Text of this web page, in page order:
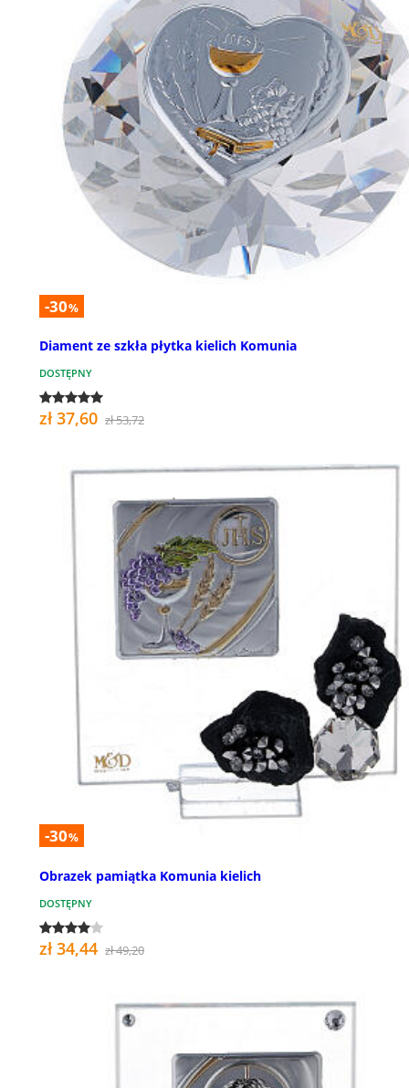
-30%
Diament ze szkła płytka kielich Komunia
DOSTĘPNY
zł 37,60 zł 53,72
-30%
Obrazek pamiątka Komunia kielich
DOSTĘPNY
zł 34,44 zł 49,20